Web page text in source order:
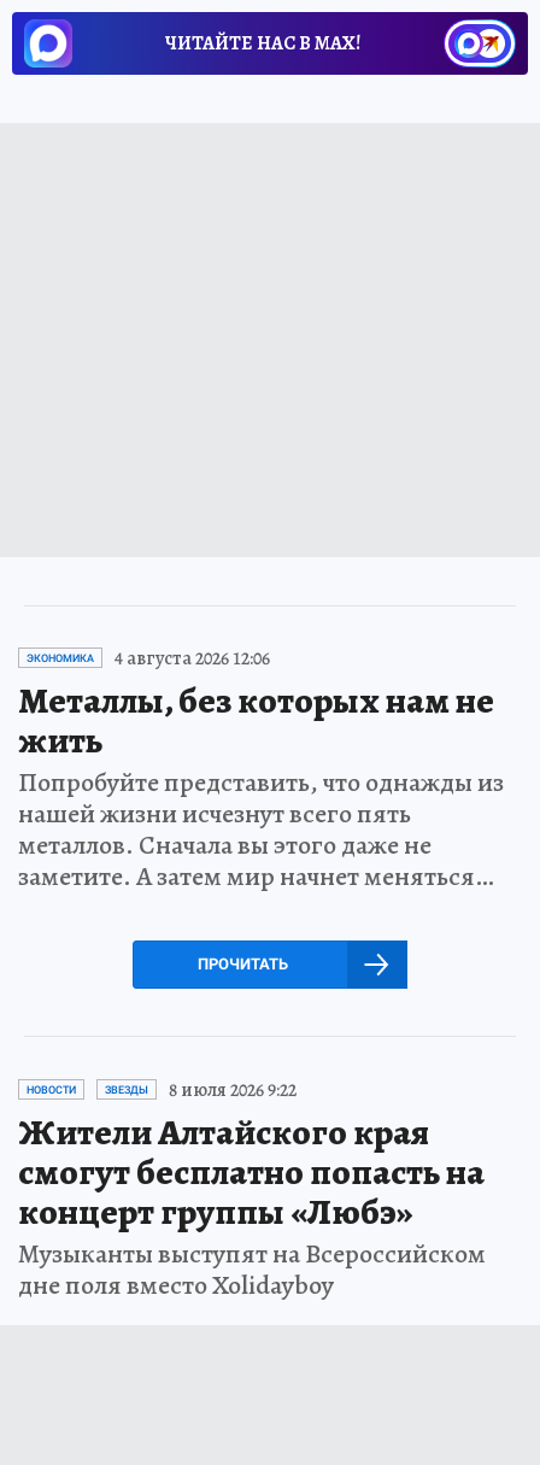
ЧИТАЙТЕ НАС В МАХ!
ЭКОНОМИКА 4 августа 2026 12:06
Металлы, без которых нам не
жить
Попробуйте представить, что однажды из
нашей жизни исчезнут всего пять
металлов. Сначала вы этого даже не
заметите. А затем мир начнет меняться…
ПРОЧИТАТЬ
НОВОСТИ ЗВЕЗДЫ 8 июля 2026 9:22
Жители Алтайского края
смогут бесплатно попасть на
концерт группы «Любэ»
Музыканты выступят на Всероссийском
дне поля вместо Xolidayboy